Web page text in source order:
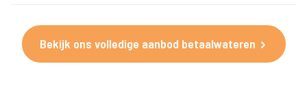
Bekijk ons volledige aanbod betaalwateren